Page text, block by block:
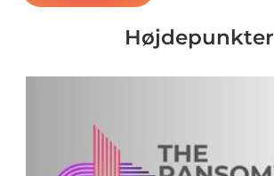
Højdepunkter